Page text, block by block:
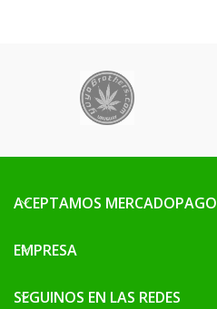
ACEPTAMOS MERCADOPAGO
EMPRESA
SEGUINOS EN LAS REDES